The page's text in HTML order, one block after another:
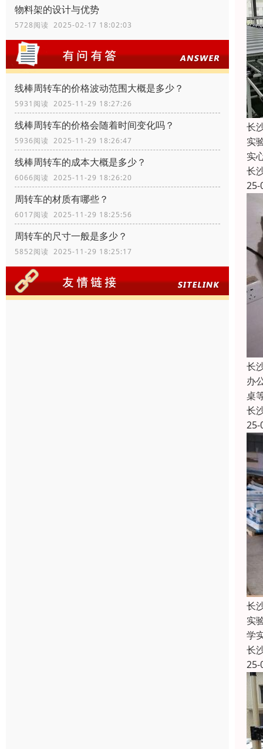
物料架的设计与优势
5728阅读 2025-02-17 18:02:03
线棒周转车的价格波动范围大概是多少？
5931阅读 2025-11-29 18:27:26
线棒周转车的价格会随着时间变化吗？
5936阅读 2025-11-29 18:26:47
线棒周转车的成本大概是多少？
6066阅读 2025-11-29 18:26:20
周转车的材质有哪些？
6017阅读 2025-11-29 18:25:56
周转车的尺寸一般是多少？
5852阅读 2025-11-29 18:25:17
长
实
实
长
25-
长
办
桌
长
25-
长
实
学
长
25-